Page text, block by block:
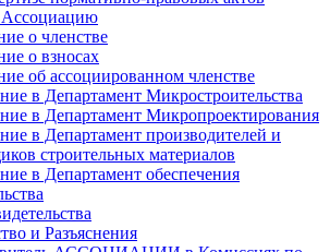
Ассоциацию
о членстве
о взносах
об ассоциированном членстве
в Департамент Микростроительства
в Департамент Микропроектирования
в Департамент производителей и
строительных материалов
в Департамент обеспечения
и Разъяснения